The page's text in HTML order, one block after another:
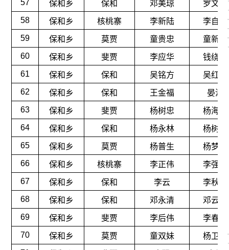
57
保和乡 保和 邓美琼
罗文刚
58
保和乡 核桃寨 李新陆
李自学
59
保和乡 莫贾 童贵忠
童新成
60
保和乡 斐贾 李应华
钱绕仙
61
保和乡 保和 吴铭方
吴红原
62
保和乡 保和 王金福
晏涵
63
保和乡 斐贾 杨树忠
杨海燕
64
保和乡 保和 杨永林
杨树东
65
保和乡 莫贾 杨普生
杨梦萍
66
保和乡 核桃寨 李正伟
李强英
67
保和乡 保和 李云
李秋玲
68
保和乡 保和 邓永清
邓云红
69
保和乡 斐贾 李后伟
李春梅
70
保和乡 莫贾 童双妹
杨卫军